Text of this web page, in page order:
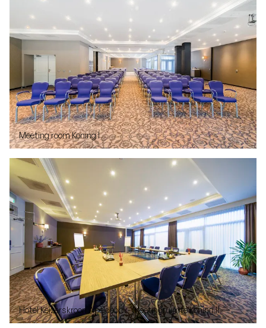
Meeting room Koning I
Hotel Keizerskroon Apeldoorn - Meetingruimte Koning II